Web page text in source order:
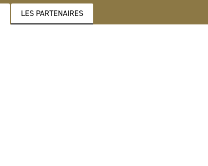
LES PARTENAIRES